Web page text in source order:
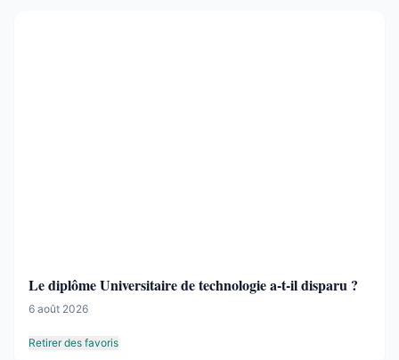
Le diplôme Universitaire de technologie a-t-il disparu ?
6 août 2026
Retirer des favoris